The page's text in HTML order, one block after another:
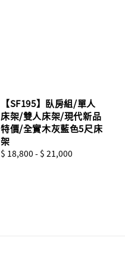
【SF195】臥房組/單人
床架/雙人床架/現代新品
特價/全實木灰藍色5尺床
架
Regular
$ 18,800 - $ 21,000